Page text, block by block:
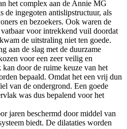
het complex aan de Annie MG
de ingegoten antislipstructuur, als
en bezoekers. Ook waren de
voor intrekkend vuil doordat
de uitstraling niet ten goede.
aan de slag met de duurzame
voor een zeer veilig en
kan door de ruime keuze van het
bepaald. Omdat het een vrij dun
van de ondergrond. Een goede
was dus bepalend voor het
jaren beschermd door middel van
biedt. De dilataties worden